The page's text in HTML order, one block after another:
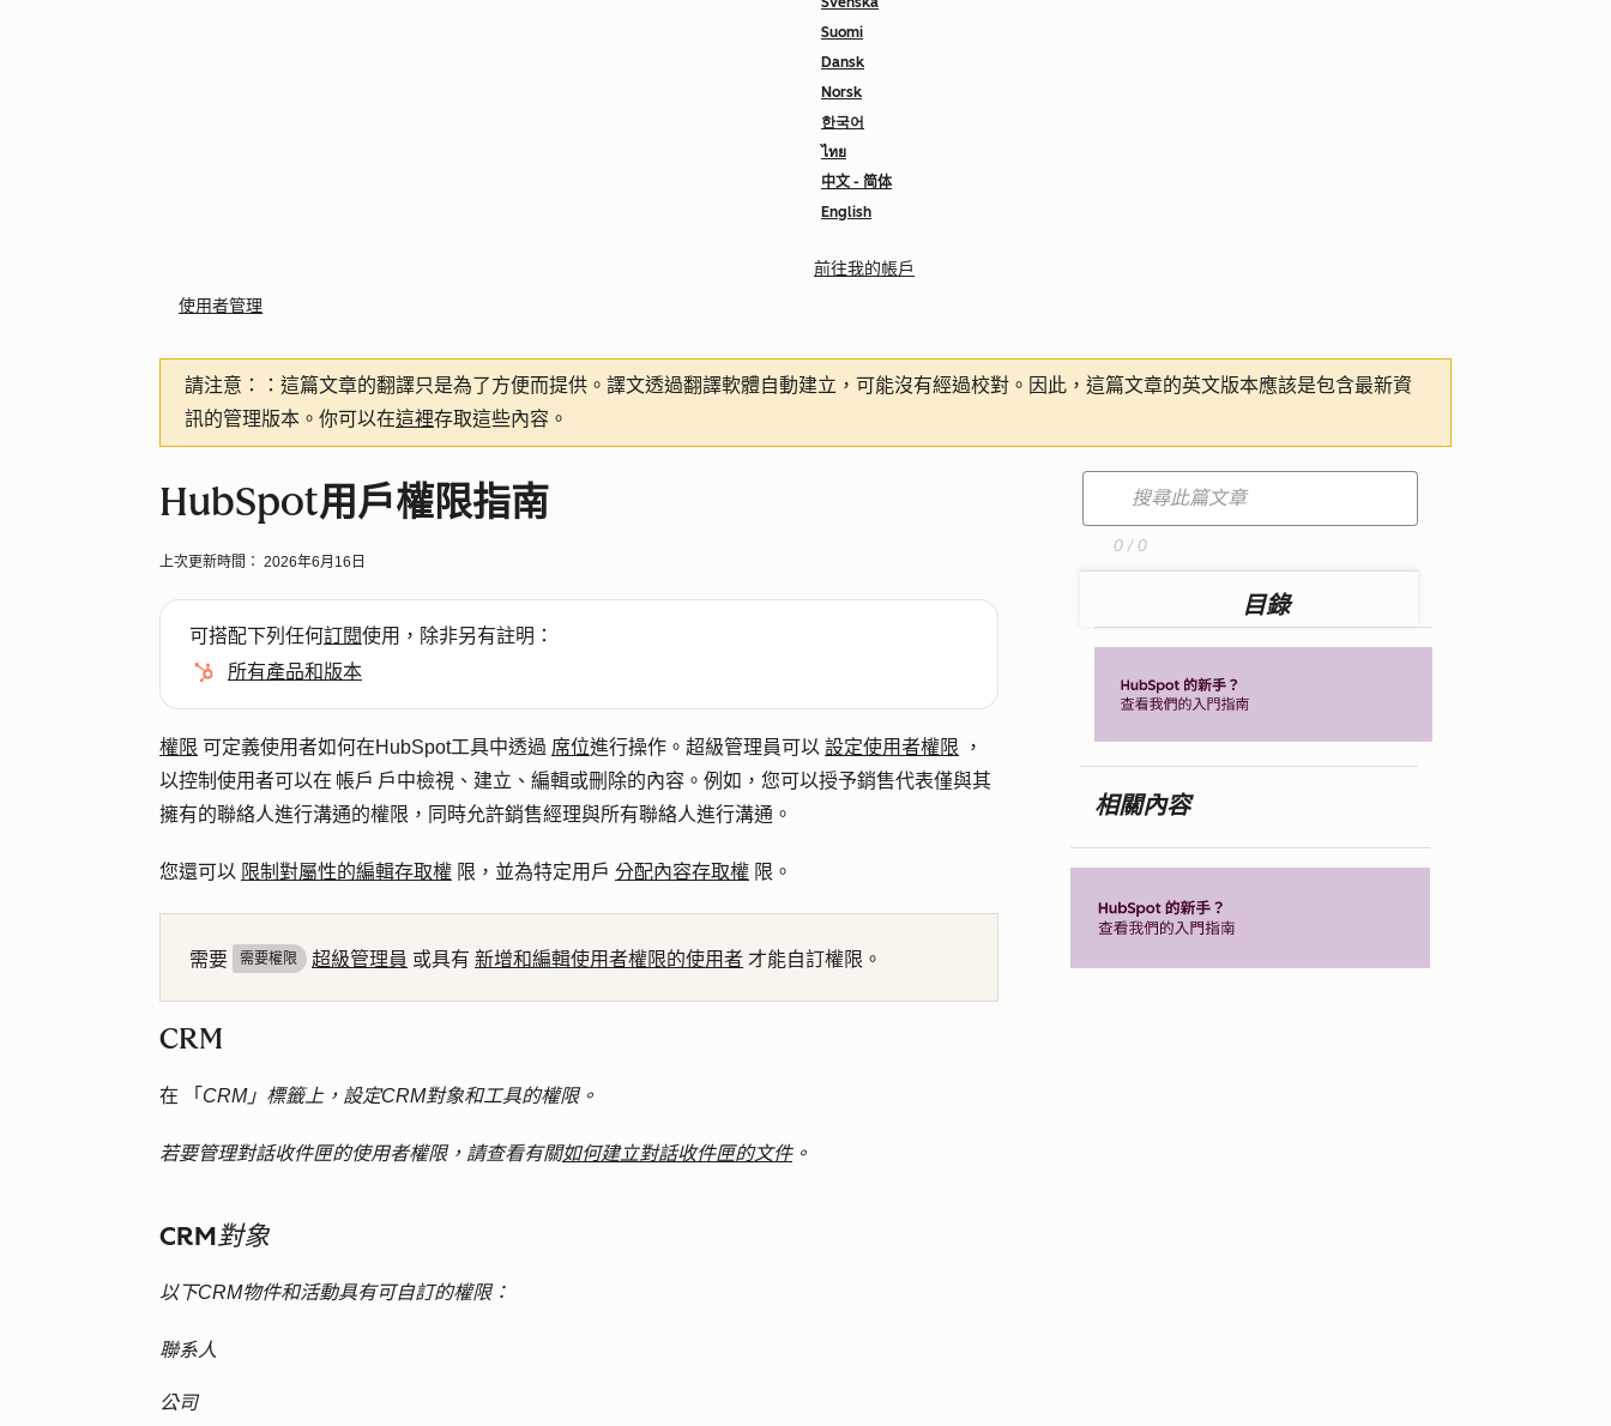
Suomi
Dansk
Norsk
한국어
ไทย
中文 - 简体
English
前往我的帳戶
使用者管理
請注意：
：這篇文章的翻譯只是為了方便而提供。譯文透過翻譯軟體自動建立，可能沒有經過校對。因此，這篇文章的英文版本應該是包含最新資
訊的管理版本。你可以在這裡存取這些內容。
HubSpot用戶權限指南
上次更新時間： 2026年6月16日
可搭配下列任何訂閱使用，除非另有註明：
所有產品和版本
權限 可定義使用者如何在HubSpot工具中透過 席位進行操作。超級管理員可以 設定使用者權限 ，
以控制使用者可以在 帳戶 戶中檢視、建立、編輯或刪除的內容。例如，您可以授予銷售代表僅與其
擁有的聯絡人進行溝通的權限，同時允許銷售經理與所有聯絡人進行溝通。
您還可以 限制對屬性的編輯存取權 限，並為特定用戶 分配內容存取權 限。
需要 需要權限 超級管理員 或具有 新增和編輯使用者權限的使用者 才能自訂權限。
CRM
在 「 CRM」標籤上，設定CRM對象和工具的權限。
若要管理對話收件匣的使用者權限，請查看有關如何建立對話收件匣的文件。
CRM對象
以下CRM物件和活動具有可自訂的權限：
聯系人
公司
0 / 0
目錄
相關內容